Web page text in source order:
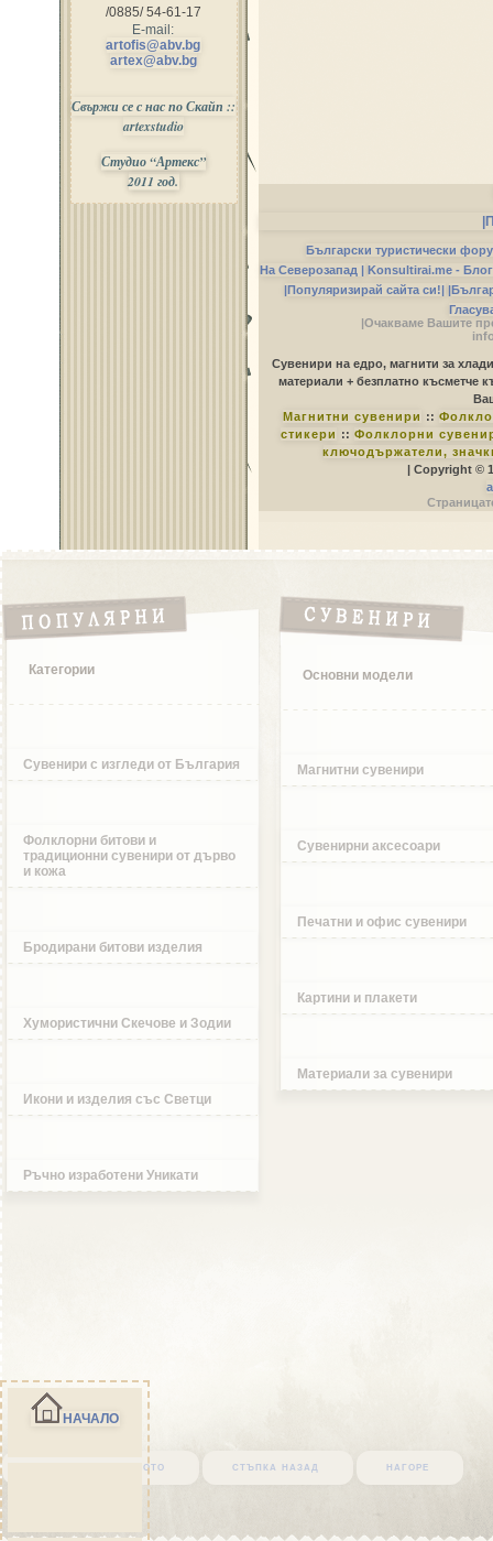
/0885/ 54-61-17
E-mail:
artofis@abv.bg
artex@abv.bg
Свържи се с нас по Скайп ::
artexstudio
Студио “Артекс”
2011 год.
Български туристически
На Северозапад | Konsultirai.me -
|Популяризирай сайта си!|
|Очакваме Вашите
Сувенири на едро, магнити за
материали + безплатно късметче
Магнитни сувенири ::
стикери :: Фолклорни
ключодържатели,
| Copyright ©
Категории
Сувенири с изгледи от България
Фолклорни битови и
традиционни сувенири от дърво
и кожа
Бродирани битови изделия
Хумористични Скечове и Зодии
Икони и изделия със Светци
Ръчно изработени Уникати
Основни модели
Магнитни сувенири
Сувенирни аксесоари
Печатни и офис сувенири
Картини и плакети
Материали за сувенири
върни се в началото стъпка назад нагоре
НАЧАЛО